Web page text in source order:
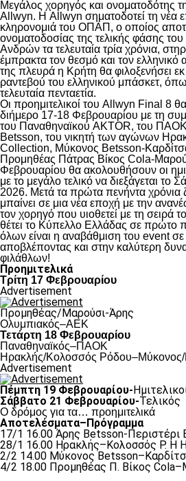
Μεγάλος χορηγός και ονοματοδότης
Allwyn. Η Allwyn σηματοδοτεί τη νέα
κληρονομιά του ΟΠΑΠ, ο οποίος
ονοματοδοσίας της τελικής φάσης
Ανδρών τα τελευταία τρία χρόνια,
έμπρακτα τον θεσμό και τον ελληνικό
της πλευρά η Κρήτη θα φιλοξενήσει
ραντεβού του ελληνικού μπάσκετ,
τελευταία πενταετία.
Οι προημιτελικοί του Allwyn Final 8
διήμερο 17-18 Φεβρουαρίου με τη
του Παναθηναϊκού AKTOR, του
Betsson, του νικητή των αγώνων
Collection, Μύκονος Betsson-
Προμηθέας Πάτρας Βίκος Cola-
Φεβρουαρίου θα ακολουθήσουν οι
με το μεγάλο τελικό να διεξάγεται το
2026. Μετά τα πρώτα πενήντα
μπαίνει σε μια νέα εποχή με την
τον χορηγό που υιοθετεί με τη σειρά
θέτει το Κύπελλο Ελλάδας σε πρώτο
όλων είναι η αναβάθμιση του event
αποβλέποντας και στην καλύτερη
φιλάθλων!
Προημιτελικά
Τρίτη 17 Φεβρουαρίου
Advertisement
Προμηθέας/Μαρούσι-Άρης
Ολυμπιακός–ΑΕΚ
Τετάρτη 18 Φεβρουαρίου
Παναθηναϊκός–ΠΑΟΚ
Hρακλής/Κολοσσός Ρόδου–Μύκονος/
Advertisement
Πέμπτη 19 Φεβρουαρίου-
Σάββατο 21 Φεβρουαρίου-Τελικός
Ο δρόμος για τα… προημιτελικά
Αποτελέσματα–Πρόγραμμα
17/1 16.00 Άρης Betsson-Περιστέρι
28/1 16.00 Ηρακλής–Κολοσσός Ρ. H
2/2 14.00 Μύκονος
4/2 18.00 Προμηθέας Π. Βίκος